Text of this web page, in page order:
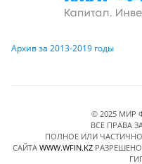
Архив за 2013-2019 годы
© 2025 МИР
ВСЕ ПРАВА
ПОЛНОЕ ИЛИ
САЙТА WWW.WFIN.KZ